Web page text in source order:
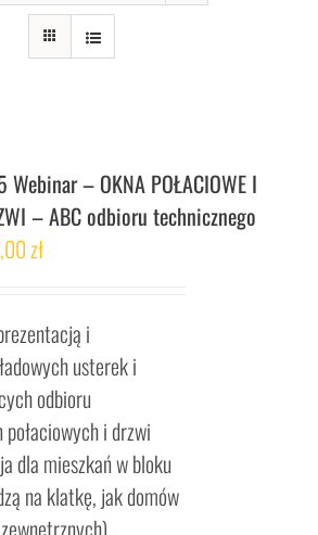
Webinar – OKNA POŁACIOWE I
– ABC odbioru technicznego
zł
i
usterek i
odbioru
i drzwi
dla mieszkań w bloku
na klatkę, jak domów